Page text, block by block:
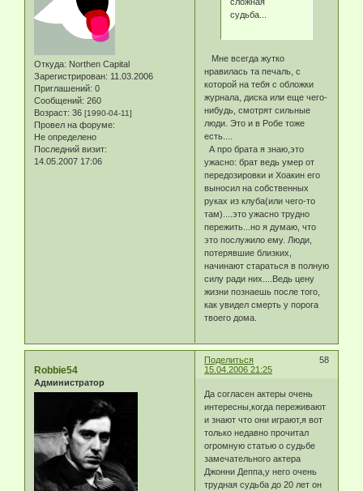
Откуда: Northen Capital
Зарегистрирован: 11.03.2006
Приглашений: 0
Сообщений: 260
Возраст: 36 [1990-04-11]
Провел на форуме:
Не определено
Последний визит:
14.05.2007 17:06
судьба...
Мне всегда жутко
нравилась та печаль, с
которой на тебя с обложки
журнала, диска или еще чего-
нибудь, смотрят сильные
люди. Это и в Робе тоже
есть....
А про брата я знаю,это
ужасно: брат ведь умер от
передозировки и Хоакин его
выносил на собственных
руках из клуба(или чего-то
там)....это ужасно трудно
пережить...но я думаю, что
это послужило ему. Люди,
потерявшие близких,
начинают стараться в полную
силу ради них....Ведь цену
жизни познаешь после того,
как увидел смерть у порога
твоего дома.
Поделиться
58
15.04.2006 21:25
Robbie54
Администратор
Да согласен актеры очень
интересны,когда переживают
и знают что они играют,я вот
только недавно прочитал
огромную статью о судьбе
замечательного актера
Джонни Деппа,у него очень
трудная судьба до 20 лет он